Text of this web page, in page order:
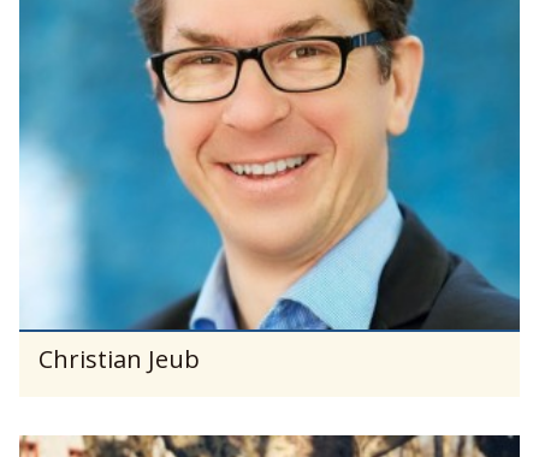
Christian Jeub